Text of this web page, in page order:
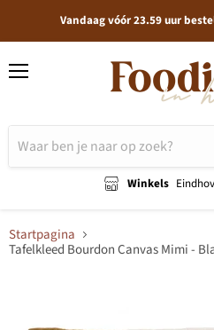
Vandaag vóór 23.59 uur
Winkels
Startpagina
Tafelkleed Bourdon Canvas Mimi -